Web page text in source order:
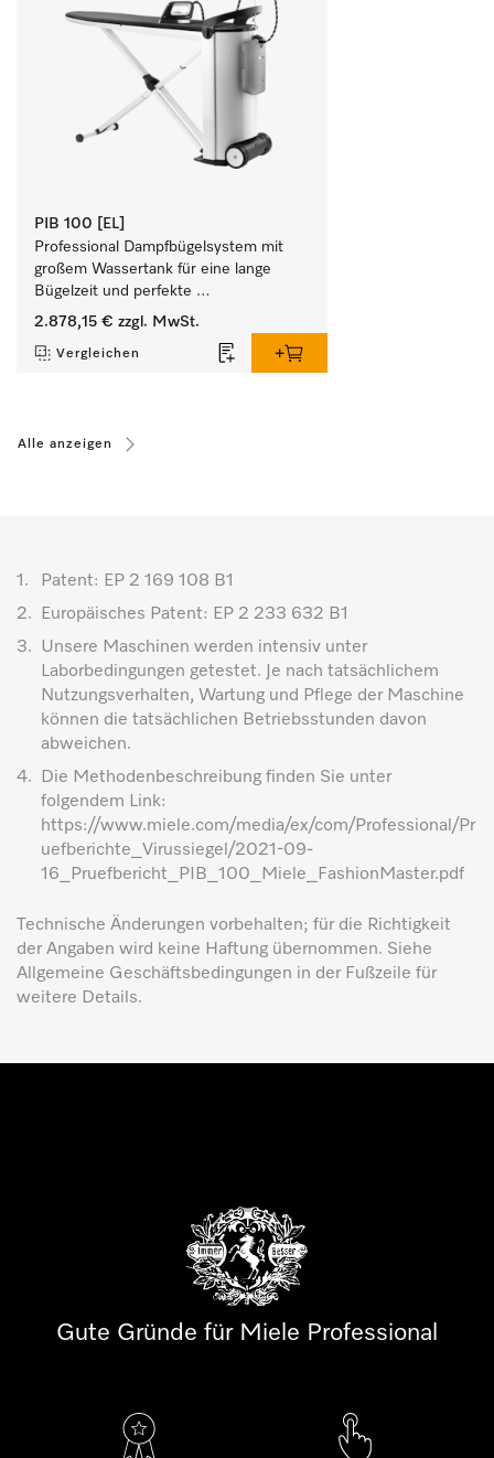
PIB 100 [EL]
Professional Dampfbügelsystem mit
großem Wassertank für eine lange
Bügelzeit und perfekte
Finishergebnisse.
2.878,15 € zzgl. MwSt.
Vergleichen
Alle anzeigen
1.
Patent: EP 2 169 108 B1
2.
Europäisches Patent: EP 2 233 632 B1
3.
Unsere Maschinen werden intensiv unter
Laborbedingungen getestet. Je nach tatsächlichem
Nutzungsverhalten, Wartung und Pflege der Maschine
können die tatsächlichen Betriebsstunden davon
abweichen.
4.
Die Methodenbeschreibung finden Sie unter
folgendem Link:
https://www.miele.com/media/ex/com/Professional/Pr
uefberichte_Virussiegel/2021-09-
16_Pruefbericht_PIB_100_Miele_FashionMaster.pdf
Technische Änderungen vorbehalten; für die Richtigkeit
der Angaben wird keine Haftung übernommen. Siehe
Allgemeine Geschäftsbedingungen in der Fußzeile für
weitere Details.
Gute Gründe für Miele Professional